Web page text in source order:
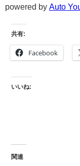
powered by Auto
共有:
Facebook
いいね:
関連